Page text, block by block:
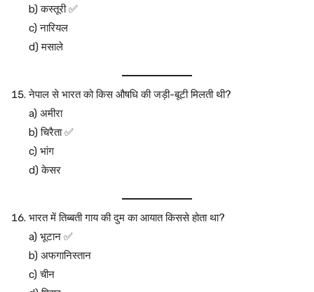
b) कस्तूरी ✅
c) नारियल
d) मसाले
नेपाल से भारत को किस औषधि की जड़ी-बूटी मिलती थी?
a) अमीरा
b) चिरैता ✅
c) भांग
d) केसर
भारत में तिब्बती गाय की दुम का आयात किससे होता था?
a) भूटान ✅
b) अफगानिस्तान
c) चीन